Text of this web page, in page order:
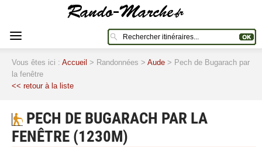
Vous êtes ici : Accueil > Randonnées > Aude > Pech de Bugarach par
la fenêtre
<< retour à la liste
PECH DE BUGARACH PAR LA
FENÊTRE (1230M)